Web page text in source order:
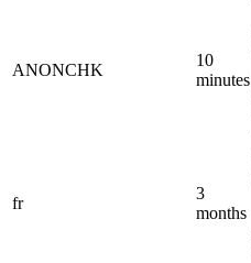
ANONCHK
10
minutes
fr
3
months